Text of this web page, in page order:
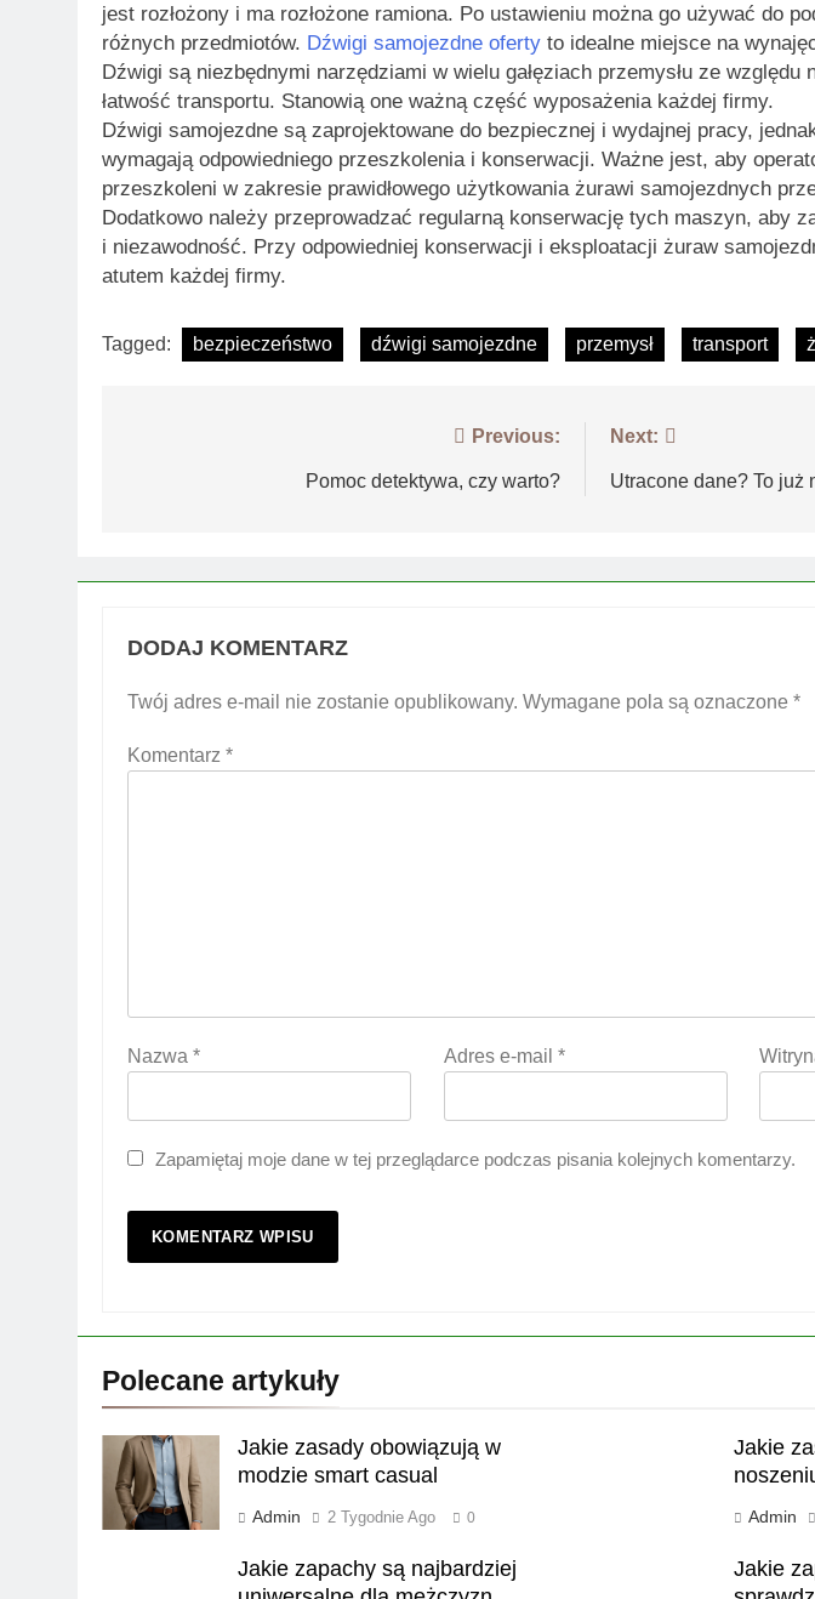
jest rozłożony i ma rozłożone ramiona. Po ustawieniu można go używać do
różnych przedmiotów. Dźwigi samojezdne oferty to idealne miejsce na
Dźwigi są niezbędnymi narzędziami w wielu gałęziach przemysłu ze względu
łatwość transportu. Stanowią one ważną część wyposażenia każdej firmy.
Dźwigi samojezdne są zaprojektowane do bezpiecznej i wydajnej pracy,
wymagają odpowiedniego przeszkolenia i konserwacji. Ważne jest, aby
przeszkoleni w zakresie prawidłowego użytkowania żurawi samojezdnych
Dodatkowo należy przeprowadzać regularną konserwację tych maszyn, aby
i niezawodność. Przy odpowiedniej konserwacji i eksploatacji żuraw
atutem każdej firmy.
Tagged: bezpieczeństwo dźwigi samojezdne przemysł transport
Previous:
Pomoc detektywa, czy warto?
Next:
Utracone dane? To już
DODAJ KOMENTARZ
Twój adres e-mail nie zostanie opublikowany. Wymagane pola są oznaczone *
Komentarz *
Nazwa * Adres e-mail *
Zapamiętaj moje dane w tej przeglądarce podczas pisania kolejnych komentarzy.
Polecane artykuły
Jakie zasady obowiązują w
modzie smart casual
Admin 2 Tygodnie Ago 0
Jakie
Admin
Jakie zapachy są najbardziej
Jakie